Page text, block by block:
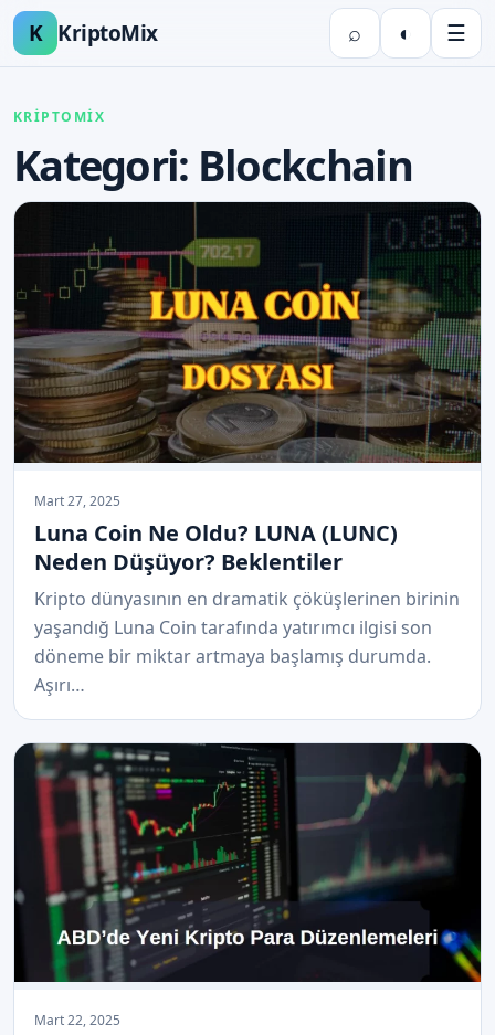
K KriptoMix ⌕ ◐ ☰
KRİPTOMİX
Kategori: Blockchain
Mart 27, 2025
Luna Coin Ne Oldu? LUNA (LUNC)
Neden Düşüyor? Beklentiler
Kripto dünyasının en dramatik çöküşlerinen birinin
yaşandığ Luna Coin tarafında yatırımcı ilgisi son
döneme bir miktar artmaya başlamış durumda.
Aşırı…
Mart 22, 2025